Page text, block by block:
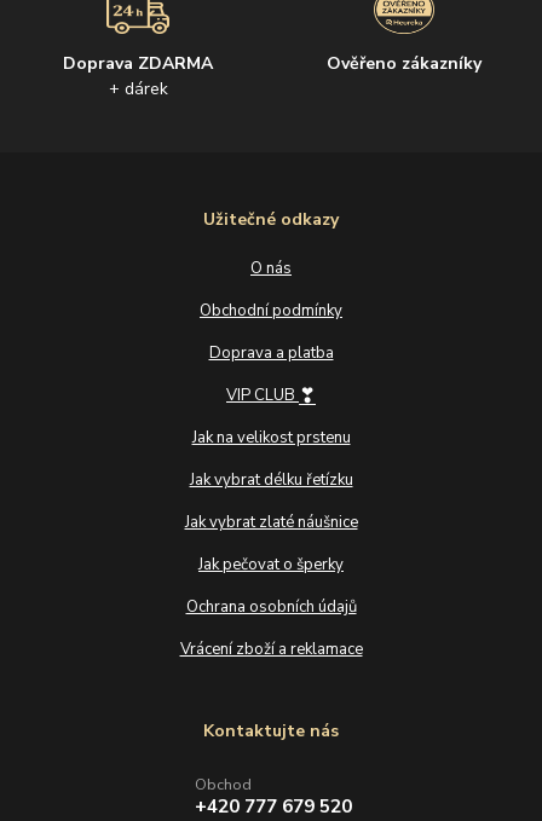
Doprava ZDARMA
+ dárek
Ověřeno zákazníky
Užitečné odkazy
O nás
Obchodní podmínky
Doprava a platba
VIP CLUB ❣
Jak na velikost prstenu
Jak vybrat délku řetízku
Jak vybrat zlaté náušnice
Jak pečovat o šperky
Ochrana osobních údajů
Vrácení zboží a reklamace
Kontaktujte nás
Obchod
+420 777 679 520